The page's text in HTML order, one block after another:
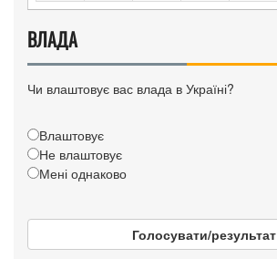
ВЛАДА
Чи влаштовує вас влада в Україні?
Влаштовує
Не влаштовує
Мені однаково
Голосувати/результат